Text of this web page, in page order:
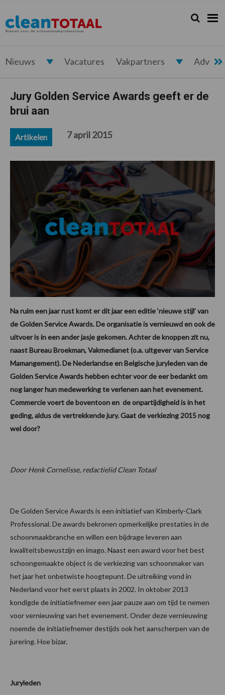
de
hoofdnavigatie
de
hoofd
de
eerste
de
voettekst
Cleantotaal.nl
Het
laatste
voor
schoonmaak
Zoeken...
Zoek
Nieuws Vacatures Vakpartners
Jury Golden Service Awards geeft er de
brui aan
Artikelen 7 april 2015
Na ruim een jaar rust komt er dit jaar een editie ‘nieuwe stijl’ van
de Golden Service Awards. De organisatie is vernieuwd en ook de
uitvoer is in een ander jasje gekomen. Achter de knoppen zit nu,
naast Bureau Broekman, Vakmedianet (o.a. uitgever van Service
Mamangement). De Nederlandse en Belgische juryleden van de
Golden Service Awards hebben echter voor de eer bedankt om
nog langer hun medewerking te verlenen aan het evenement.
Commercie voert de boventoon en de onpartijdigheid is in het
geding, aldus de vertrekkende jury. Gaat de verkiezing 2015 nog
wel door?
Door Henk Cornelisse, redactielid Clean Totaal
De Golden Service Awards is een initiatief van Kimberly-Clark
Professional. De awards bekronen opmerkelijke prestaties in de
schoonmaakbranche en willen een bijdrage leveren aan
kwaliteitsbewustzijn en imago. Naast een award voor het best
schoongemaakte object is de verkiezing van schoonmaker van
het jaar het onbetwiste hoogtepunt. De uitreiking vond in
Nederland voor het eerst plaats in 2002. In oktober 2013
kondigde de initiatiefnemer een jaar pauze aan om tijd te nemen
voor vernieuwing van het evenement. Onder deze vernieuwing
noemde de initiatiefnemer destijds ook het aanscherpen van de
jurering. Hoe bizar.
Juryleden